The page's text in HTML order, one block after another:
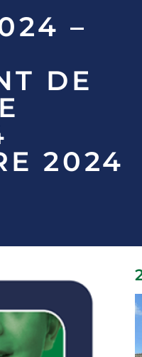
–
DE
2024